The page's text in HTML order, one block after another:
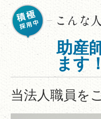
助産
ます
当法人職員を